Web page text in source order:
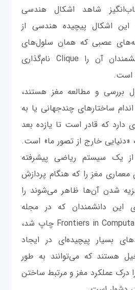
شاهد اشکال هندسی
اشکال پیچیده هندسی از
عصبی که همان سلول‌های
عصبی هستند و دانشمندان آن‌ را Clique نام‌گذاری
است.
بررسی و مطالعه مغز هستند،
ساختارهای چندجهانی یا به
دارد که قادر است تا یازده بعد
«دنیایی خارج از تصور ما» است.
از یک سیستم ریاضی پیشرفته
معماری مغز را که هنگام پردازش
شدن آن‌ها ظاهر می‌شوند را
این دانشمندان که در مجله
Frontiers in Computational Neuroscience چاپ شد،
بسیار پیچیده‌ای در ایجاد
هستند که می‌توانند به طور
درک عملکرد مغز و مرتبط ساختن